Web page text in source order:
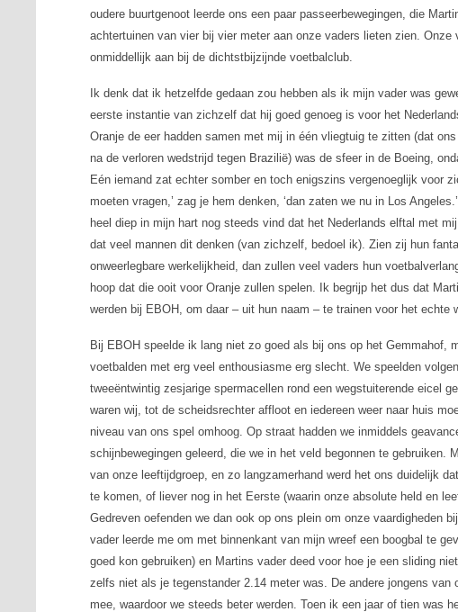
oudere buurtgenoot leerde ons een paar passeerbewegingen, die
achtertuinen van vier bij vier meter aan onze vaders lieten zien. Onze
onmiddellijk aan bij de dichtstbijzijnde voetbalclub.
Ik denk dat ik hetzelfde gedaan zou hebben als ik mijn vader was
eerste instantie van zichzelf dat hij goed genoeg is voor het
Oranje de eer hadden samen met mij in één vliegtuig te zitten (dat
na de verloren wedstrijd tegen Brazilië) was de sfeer in de Boeing,
Eén iemand zat echter somber en toch enigszins vergenoeglijk voor
moeten vragen,’ zag je hem denken, ‘dan zaten we nu in Los
heel diep in mijn hart nog steeds vind dat het Nederlands elftal met
dat veel mannen dit denken (van zichzelf, bedoel ik). Zien zij hun
onweerlegbare werkelijkheid, dan zullen veel vaders hun
hoop dat die ooit voor Oranje zullen spelen. Ik begrijp het dus dat
werden bij EBOH, om daar – uit hun naam – te trainen voor het echte
Bij EBOH speelde ik lang niet zo goed als bij ons op het Gemmahof,
voetbalden met erg veel enthousiasme erg slecht. We speelden
tweeëntwintig zesjarige spermacellen rond een wegstuiterende eicel
waren wij, tot de scheidsrechter affloot en iedereen weer naar huis
niveau van ons spel omhoog. Op straat hadden we inmiddels
schijnbewegingen geleerd, die we in het veld begonnen te gebruiken.
van onze leeftijdgroep, en zo langzamerhand werd het ons duidelijk
te komen, of liever nog in het Eerste (waarin onze absolute held en
Gedreven oefenden we dan ook op ons plein om onze vaardigheden
vader leerde me om met binnenkant van mijn wreef een boogbal te
goed kon gebruiken) en Martins vader deed voor hoe je een sliding
zelfs niet als je tegenstander 2.14 meter was. De andere jongens
mee, waardoor we steeds beter werden. Toen ik een jaar of tien was